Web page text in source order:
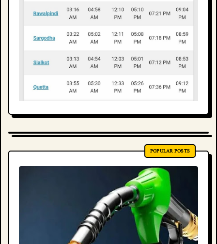
POPULAR POSTS